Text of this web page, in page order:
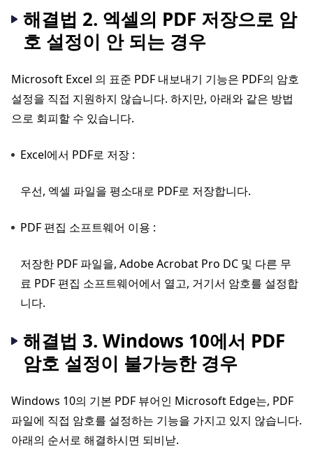
해결법 2. 엑셀의 PDF 저장으로 암
호 설정이 안 되는 경우
Microsoft Excel 의 표준 PDF 내보내기 기능은 PDF의 암호
설정을 직접 지원하지 않습니다. 하지만, 아래와 같은 방법
으로 회피할 수 있습니다.
Excel에서 PDF로 저장 :
우선, 엑셀 파일을 평소대로 PDF로 저장합니다.
PDF 편집 소프트웨어 이용 :
저장한 PDF 파일을, Adobe Acrobat Pro DC 및 다른 무
료 PDF 편집 소프트웨어에서 열고, 거기서 암호를 설정합
니다.
해결법 3. Windows 10에서 PDF
암호 설정이 불가능한 경우
Windows 10의 기본 PDF 뷰어인 Microsoft Edge는, PDF
파일에 직접 암호를 설정하는 기능을 가지고 있지 않습니다.
아래의 순서로 해결하시면 되비낟.